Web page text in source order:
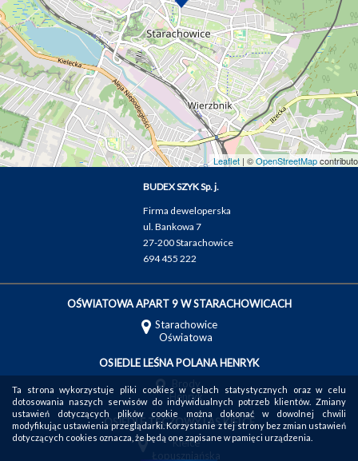
Leaflet | ©OpenStreetMap
BUDEX SZYK Sp. j.
Firma deweloperska
ul. Bankowa 7
27-200 Starachowice
694 455 222
OŚWIATOWA APART 9 W STARACHOWICACH
Starachowice
Oświatowa
OSIEDLE LEŚNA POLANA HENRYK
Henryk
OSIEDLE TĘCZOWY LAS KIELCE
Kielce
Ta strona wykorzystuje pliki cookies w celach statystycznych oraz w celu
dotosowania naszych serwisów do indywidualnych potrzeb klientów. Zmiany
ustawień dotyczących plików cookie można dokonać w dowolnej chwili
modyfikując ustawienia przeglądarki. Korzystanie z tej strony bez zmian ustawień
dotyczących cookies oznacza, że będą one zapisane w pamięci urządzenia.